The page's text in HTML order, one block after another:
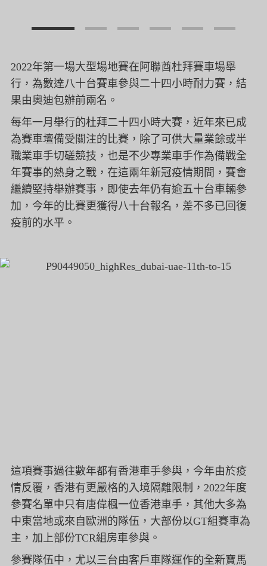
2022年第一場大型場地賽在阿聯酋杜拜賽車場舉
行， 為數達八十台賽車參與二十四小時耐力賽，結
果由奧迪包辦前兩名。
每年一月舉行的杜拜二十四小時大賽， 近年來已成
為賽車壇備受關注的比賽， 除了可供大量業餘或半
職業車手切磋競技， 也是不少專業車手作為備戰全
年賽事的熱身之戰， 在這兩年新冠疫情期間，賽會
繼續堅持舉辦賽事， 即使去年仍有逾五十台車輛參
加， 今年的比賽更獲得八十台報名，差不多已回復
疫前的水平。
這項賽事過往數年都有香港車手參與，今年由於疫
情反覆， 香港有更嚴格的入境隔離限制，2022年度
參賽名單中只有唐偉楓一位香港車手， 其他大多為
中東當地或來自歐洲的隊伍，大部份以GT組賽車為
主， 加上部份TCR組房車參與。
參賽隊伍中， 尤以三台由客戶車隊運作的全新寶馬